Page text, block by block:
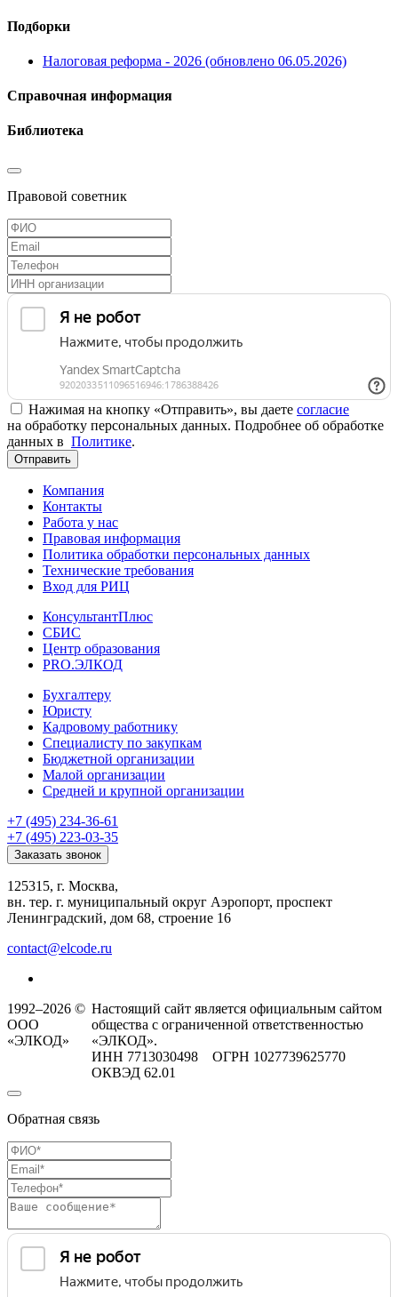
Подборки
Налоговая реформа - 2026 (обновлено 06.05.2026)
Справочная информация
Библиотека
Правовой советник
Нажимая на кнопку «Отправить», вы даете согласие
на обработку персональных данных. Подробнее об обработке
данных в Политике.
Отправить
Компания
Контакты
Работа у нас
Правовая информация
Политика обработки персональных данных
Технические требования
Вход для РИЦ
КонсультантПлюс
СБИС
Центр образования
PRO.ЭЛКОД
Бухгалтеру
Юристу
Кадровому работнику
Специалисту по закупкам
Бюджетной организации
Малой организации
Средней и крупной организации
+7 (495) 234-36-61
+7 (495) 223-03-35
Заказать звонок
125315, г. Москва,
вн. тер. г. муниципальный округ Аэропорт, проспект
Ленинградский, дом 68, строение 16
contact@elcode.ru
1992–2026 ©
ООО
«ЭЛКОД»
Настоящий сайт является официальным сайтом
общества с ограниченной ответственностью
«ЭЛКОД».
ИНН 7713030498 ОГРН 1027739625770
ОКВЭД 62.01
Обратная связь